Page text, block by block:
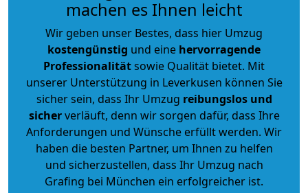
machen es Ihnen leicht
Wir geben unser Bestes, dass hier Umzug
kostengünstig und eine hervorragende
Professionalitätsowie Qualität bietet. Mit
unserer Unterstützung in Leverkusen können Sie
sicher sein, dass Ihr Umzug reibungslos und
sicherverläuft, denn wir sorgen dafür, dass Ihre
Anforderungen und Wünsche erfüllt werden. Wir
haben die besten Partner, um Ihnen zu helfen
und sicherzustellen, dass Ihr Umzug nach
Grafing bei München ein erfolgreicher ist.